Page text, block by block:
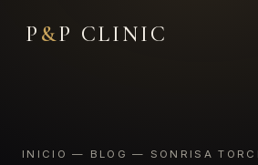
P &P CLINIC
INICIO — BLOG — SONRISA